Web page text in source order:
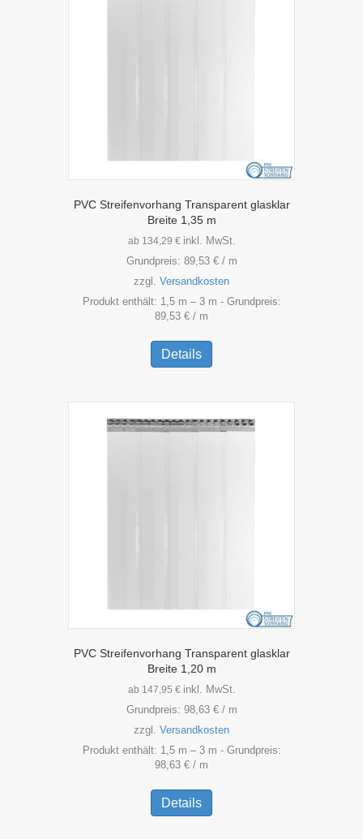
PVC Streifenvorhang Transparent glasklar
Breite 1,35 m
ab 134,29 € inkl. MwSt.
Grundpreis: 89,53 €/ m
zzgl. Versandkosten
Produkt enthält: 1,5 m – 3 m - Grundpreis:
89,53 € / m
Details
weist
Varianten
auf.
Die
PVC Streifenvorhang Transparent glasklar
Breite 1,20 m
ab 147,95 € inkl. MwSt.
Grundpreis: 98,63 €/ m
zzgl. Versandkosten
Produkt enthält: 1,5 m – 3 m - Grundpreis:
98,63 € / m
Details
weist